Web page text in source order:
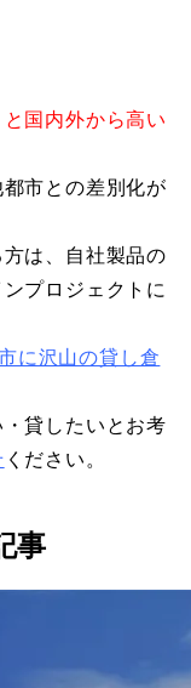
国内外から高い
市との差別化が
は、自社製品の
プロジェクトに
に沢山の貸し倉
貸したいとお考
ください。
事